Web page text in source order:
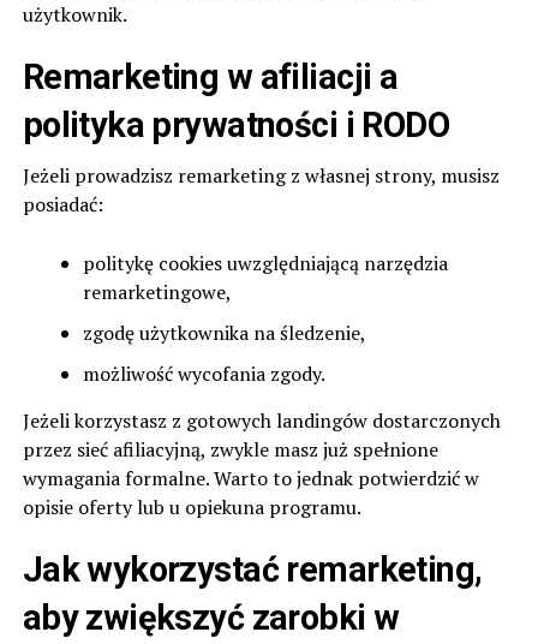
użytkownik.
Remarketing w afiliacji a
polityka prywatności i RODO
Jeżeli prowadzisz remarketing z własnej strony, musisz
posiadać:
politykę cookies uwzględniającą narzędzia
remarketingowe,
zgodę użytkownika na śledzenie,
możliwość wycofania zgody.
Jeżeli korzystasz z gotowych landingów dostarczonych
przez sieć afiliacyjną, zwykle masz już spełnione
wymagania formalne. Warto to jednak potwierdzić w
opisie oferty lub u opiekuna programu.
Jak wykorzystać remarketing,
aby zwiększyć zarobki w